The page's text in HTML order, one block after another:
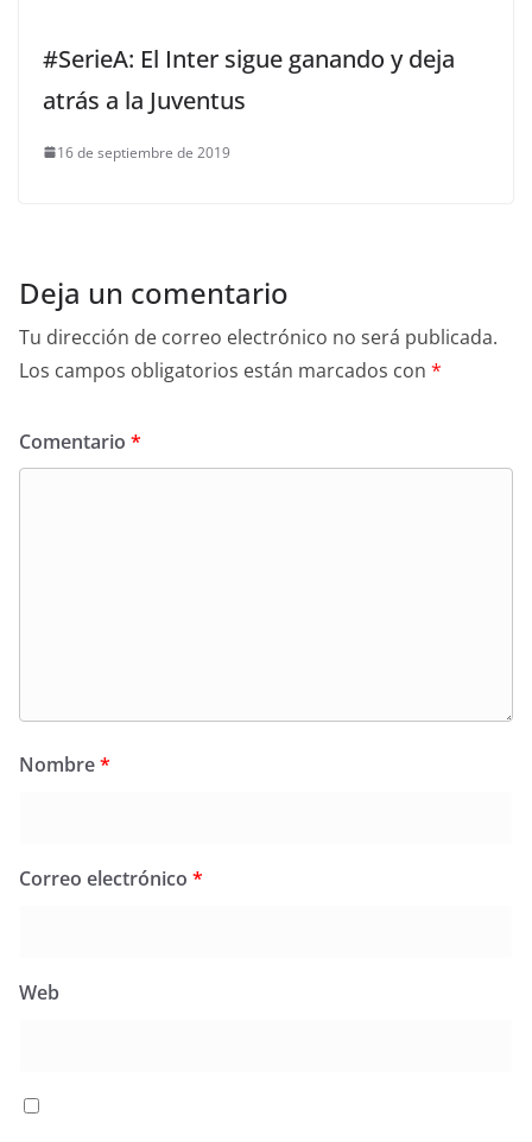
#SerieA: El Inter sigue ganando y deja
atrás a la Juventus
16 de septiembre de 2019
Deja un comentario
Tu dirección de correo electrónico no será publicada.
Los campos obligatorios están marcados con *
Comentario *
Nombre*
Correo electrónico *
Web